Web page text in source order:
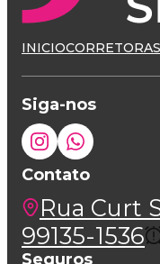
INICIOCORRETORA
Siga-nos
Contato
Rua Curt
99135-1536
Seguros